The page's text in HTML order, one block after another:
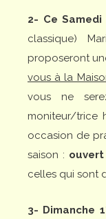
2- Ce Samedi
classique)
proposeront
vous à la
vous ne
moniteur/trice
occasion de
saison :
celles qui sont
3- Dimanche 1